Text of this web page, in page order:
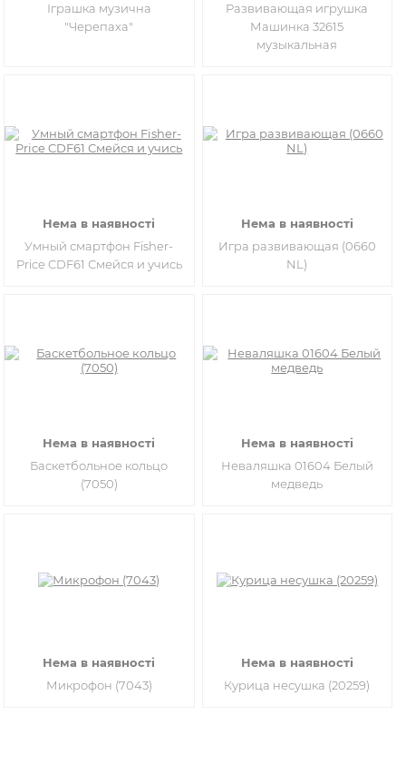
Іграшка музична
"Черепаха"
Развивающая игрушка
Машинка 32615
музыкальная
Нема в наявності
Умный смартфон Fisher-
Price CDF61 Смейся и учись
Нема в наявності
Игра развивающая (0660
NL)
Нема в наявності
Баскетбольное кольцо
(7050)
Нема в наявності
Неваляшка 01604 Белый
медведь
Нема в наявності
Микрофон (7043)
Нема в наявності
Курица несушка (20259)